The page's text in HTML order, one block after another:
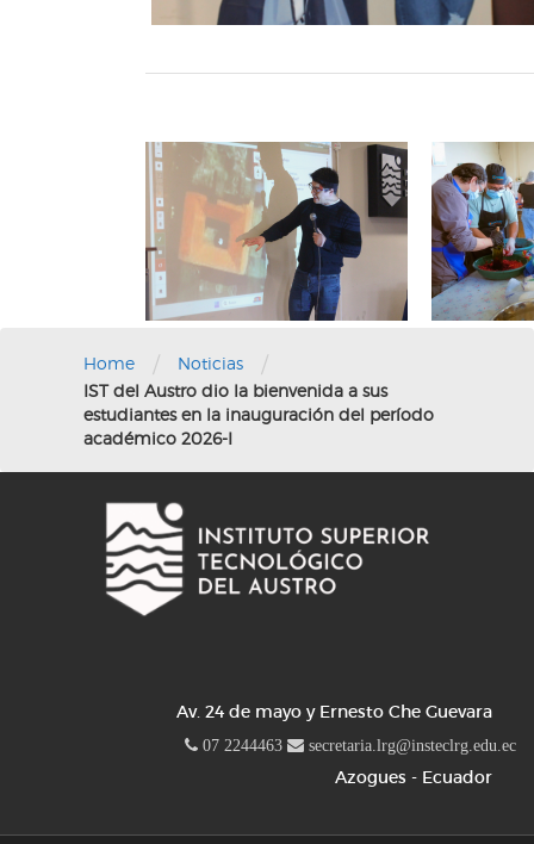
Home / Noticias /
IST del Austro dio la bienvenida a sus
estudiantes en la inauguración del período
académico 2026-I
Av. 24 de mayo y Ernesto Che Guevara
07 2244463 secretaria.lrg@insteclrg.edu.ec
Azogues - Ecuador